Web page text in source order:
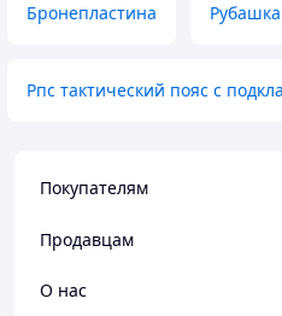
Бронепластина
Рпс тактический пояс с
Покупателям
Продавцам
О нас